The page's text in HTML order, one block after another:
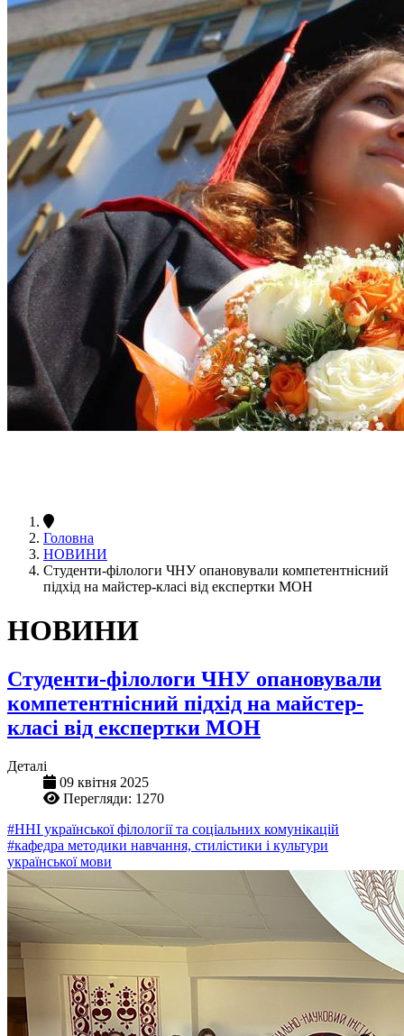
Головна
НОВИНИ
Студенти-філологи ЧНУ опановували компетентнісний
підхід на майстер-класі від експертки МОН
НОВИНИ
Студенти-філологи ЧНУ опановували
компетентнісний підхід на майстер-
класі від експертки МОН
Деталі
09 квітня 2025
Перегляди: 1270
#ННІ української філології та соціальних комунікацій
#кафедра методики навчання, стилістики і культури
української мови